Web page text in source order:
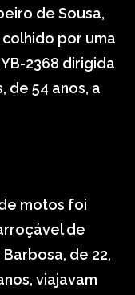
de Sousa,
por uma
2368 dirigida
de 54 anos, a
motos foi
de
de 22,
viajavam